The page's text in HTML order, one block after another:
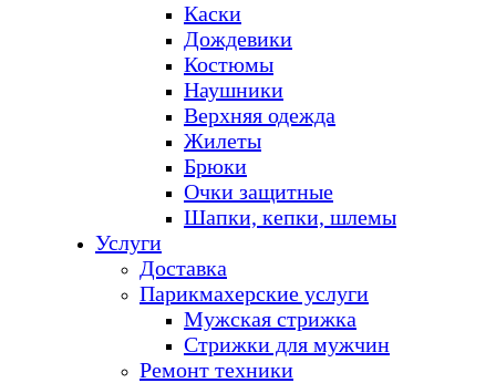
Каски
Дождевики
Костюмы
Наушники
Верхняя одежда
Жилеты
Брюки
Очки защитные
Шапки, кепки, шлемы
Услуги
Доставка
Парикмахерские услуги
Мужская стрижка
Стрижки для мужчин
Ремонт техники